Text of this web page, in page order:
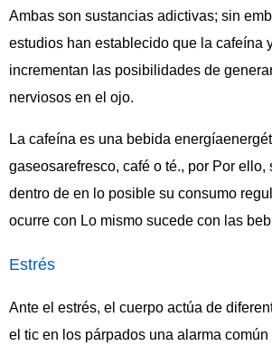
Ambas son sustancias adictivas; sin
estudios han establecido que la cafeína
incrementan las posibilidades de
nerviosos en el ojo.
La cafeína es una bebida
gaseosarefresco, café o té., por Por ello,
dentro de en lo posible su consumo
ocurre con Lo mismo sucede con las
Estrés
Ante el estrés, el cuerpo actúa de
el tic en los párpados una alarma